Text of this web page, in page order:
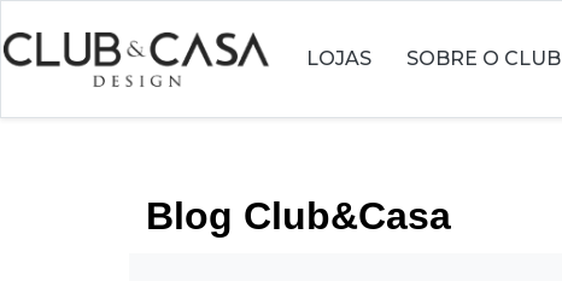
LOJAS SOBRE O CLUB
Blog Club&Casa